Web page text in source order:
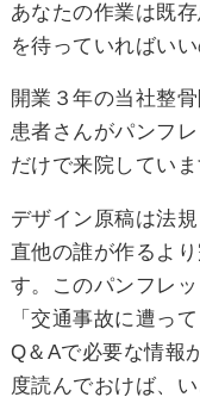
あなたの作業は既
を待っていればいい
開業３年の当社整
患者さんがパンフ
だけで来院していま
デザイン原稿は法
直他の誰が作るよ
す。このパンフレ
「交通事故に遭っ
Q＆Aで必要な情報
度読んでおけば、